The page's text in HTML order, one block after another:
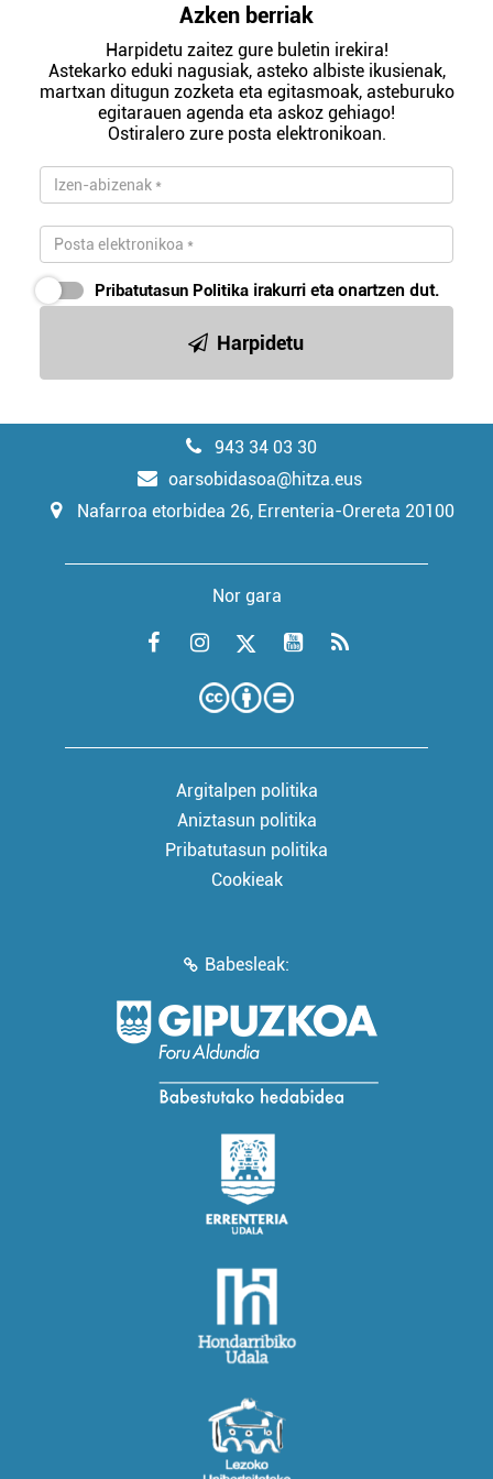
Azken berriak
Harpidetu zaitez gure buletin irekira!
Astekarko eduki nagusiak, asteko albiste ikusienak,
martxan ditugun zozketa eta egitasmoak, asteburuko
egitarauen agenda eta askoz gehiago!
Ostiralero zure posta elektronikoan.
Pribatutasun Politika irakurri eta onartzen dut.
Harpidetu
943 34 03 30
oarsobidasoa@hitza.eus
Nafarroa etorbidea 26, Errenteria-Orereta 20100
Nor gara
Argitalpen politika
Aniztasun politika
Pribatutasun politika
Cookieak
Babesleak: